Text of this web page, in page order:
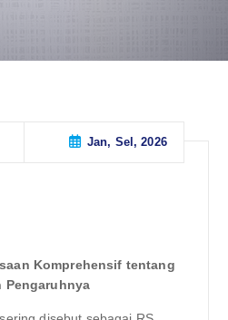
Jan, Sel, 2026
Komprehensif tentang
Pengaruhnya